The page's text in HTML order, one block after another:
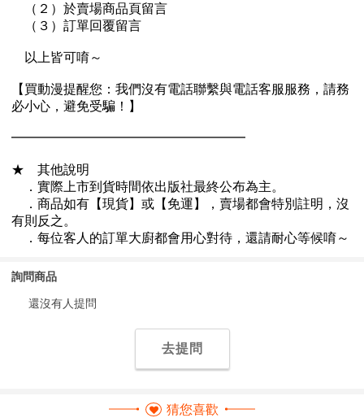
詢問商品
還沒有人提問
去提問
猜您喜歡